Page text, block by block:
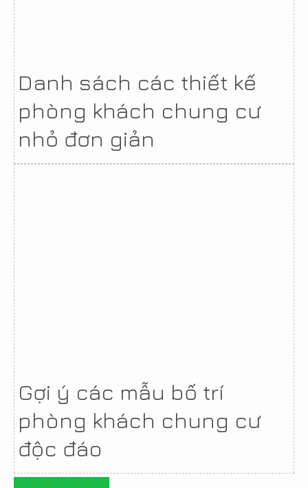
Danh sách các thiết kế
phòng khách chung cư
nhỏ đơn giản
Gợi ý các mẫu bố trí
phòng khách chung cư
độc đáo
>> XEM THÊM <<